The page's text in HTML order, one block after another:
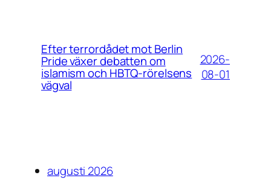
Efter terrordådet mot Berlin
Pride växer debatten om
islamism och HBTQ-rörelsens
vägval
2026-
08-01
augusti 2026